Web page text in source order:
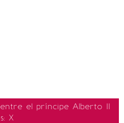
el príncipe Alberto II
X